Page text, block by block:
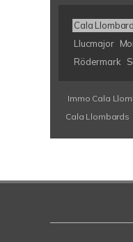
Cala
Llucmajor
Rödermark
Immo Cala
Cala Llombards